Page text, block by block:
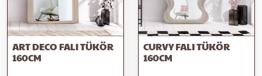
ART DECO FALI TÜKÖR
160CM
CURVY FALI TÜKÖR
160CM